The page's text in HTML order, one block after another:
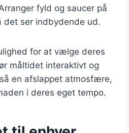
fyld og saucer på
det ser indbydende ud.
for at vælge deres
måltidet interaktivt og
en afslappet atmosfære,
i deres eget tempo.